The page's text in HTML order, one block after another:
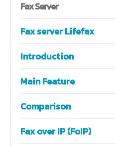
FaxServer
Fax server Lifefax
Introduction
Main Feature
Comparison
Fax over IP (FoIP)